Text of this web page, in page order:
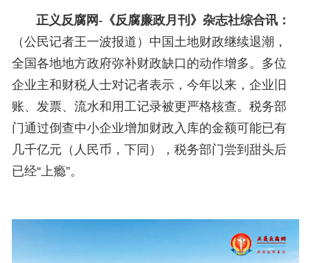
正义反腐网-《反腐廉政月刊》杂志社综合讯：
（公民记者王一波报道 ） 中国土地财政继续退潮，
全国各地地方政府弥补财政缺口的动作增多。多位
企业主和财税人士对记者表示，今年以来，企业旧
账、发票、流水和用工记录被更严格核查。税务部
门通过倒查中小企业增加财政入库的金额可能已有
几千亿元（人民币，下同），税务部门尝到甜头后
已经“上瘾”。